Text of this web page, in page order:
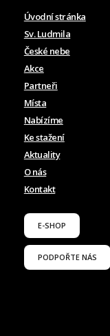
Úvodní stránka
Sv. Ludmila
České nebe
Akce
Partneři
Místa
Nabízíme
Ke stažení
Aktuality
O nás
Kontakt
E-SHOP
PODPOŘTE NÁS